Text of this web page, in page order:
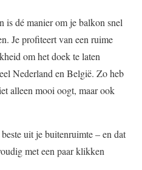
is dé manier om je balkon snel
Je profiteert van een ruime
om het doek te laten
Nederland en België. Zo heb
alleen mooi oogt, maar ook
uit je buitenruimte – en dat
met een paar klikken